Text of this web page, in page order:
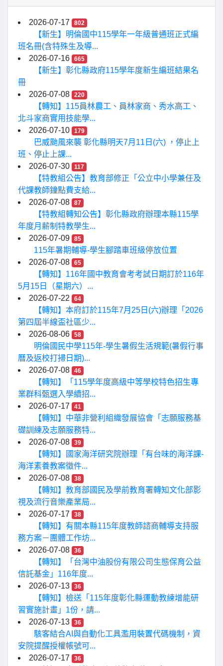
2026-07-17 802
【新生】明倫國中115學年一年級普通班正式編
班名冊(含特殊生及導...
2026-07-16
665
【新生】彰化縣政府115學年度新生編班結果名
冊
2026-07-08
220
【轉知】115員林農工、員林家商、秀水高工、
北斗家商實用技能學...
2026-07-10
179
巴威颱風來襲 彰化縣明天7月11日(六) ，停止上
班、停止上課...
2026-07-30
117
【特教組公告】教育部修正「公立中小學兼任及
代課教師鐘點費支給...
2026-07-08
87
【特教組轉知公告】彰化縣政府辦理本縣115學
年度月薪制特教學生...
2026-07-09
85
115年暑期輔導-學生腳踏車班級停放位置
2026-07-08
65
【轉知】116年國中教育會考考試日期訂於116年
5月15日（星期六）...
2026-07-22
64
【轉知】本府訂於115年7月25日(六)辦理「2026
第四屆半線盃社區少...
2026-08-06
58
明倫國民中學115年-學生暑假生活規範(暑假行事
曆及返校打掃日期)...
2026-07-08
46
【轉知】「115學年度高級中等學校特色招生專
業群科甄選入學續招...
2026-07-17
41
【轉知】中華非營利組織發展協會「志願服務基
礎訓練及志願服務特...
2026-07-08
39
【轉知】國家海洋研究院辦理「有台味的海洋課-
海洋素養教案徵件...
2026-07-08
38
【轉知】教育部國民及學前教育署轉知文化部影
視及流行音樂產業局...
2026-07-17
38
【轉知】有關本縣115年度教師諮商輔導支持服
務方案－團體工作坊...
2026-07-08
36
【轉知】「台灣中油股份有限公司生態保育公益
信託基金」116年度...
2026-07-13
36
【轉知】檢送「115年度彰化縣運動教練增能研
習實施計畫」1份，請...
2026-07-13
36
駭客結合AI與自動化工具濫用裝置代碼機制，資
安院提醒授權帳號可...
2026-07-17
36